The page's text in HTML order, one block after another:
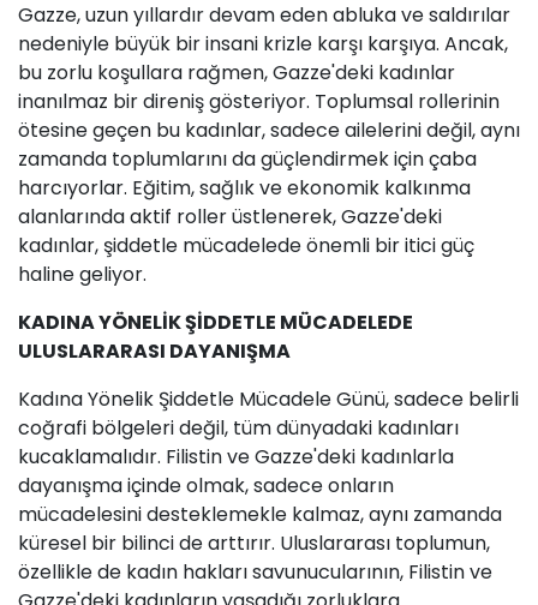
Gazze, uzun yıllardır devam eden abluka ve saldırılar
nedeniyle büyük bir insani krizle karşı karşıya. Ancak,
bu zorlu koşullara rağmen, Gazze'deki kadınlar
inanılmaz bir direniş gösteriyor. Toplumsal rollerinin
ötesine geçen bu kadınlar, sadece ailelerini değil, aynı
zamanda toplumlarını da güçlendirmek için çaba
harcıyorlar. Eğitim, sağlık ve ekonomik kalkınma
alanlarında aktif roller üstlenerek, Gazze'deki
kadınlar, şiddetle mücadelede önemli bir itici güç
haline geliyor.
KADINA YÖNELİK ŞİDDETLE MÜCADELEDE
ULUSLARARASI DAYANIŞMA
Kadına Yönelik Şiddetle Mücadele Günü, sadece belirli
coğrafi bölgeleri değil, tüm dünyadaki kadınları
kucaklamalıdır. Filistin ve Gazze'deki kadınlarla
dayanışma içinde olmak, sadece onların
mücadelesini desteklemekle kalmaz, aynı zamanda
küresel bir bilinci de arttırır. Uluslararası toplumun,
özellikle de kadın hakları savunucularının, Filistin ve